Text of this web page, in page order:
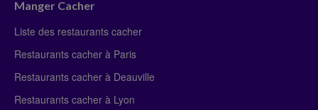
Manger Cacher
Liste des restaurants cacher
Restaurants cacher à Paris
Restaurants cacher à Deauville
Restaurants cacher à Lyon